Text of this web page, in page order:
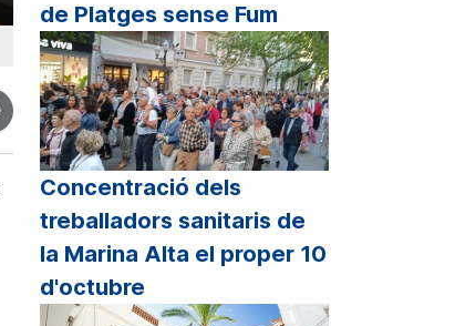
de Platges sense Fum
Concentració dels
treballadors sanitaris de
la Marina Alta el proper 10
d'octubre